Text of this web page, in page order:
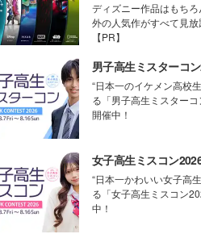
ディズニー作品はもちろ
外の人気作がすべて見放
【PR】
男子高生ミスターコ
“日本一のイケメン高校
る「男子高生ミスターコ
開催中！
女子高生ミスコン
“日本一かわいい女子高
る「女子高生ミスコン
中！